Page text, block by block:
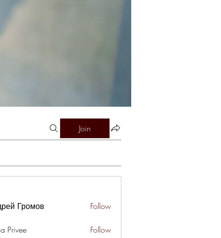
Join
Громов Follow
Privee Follow